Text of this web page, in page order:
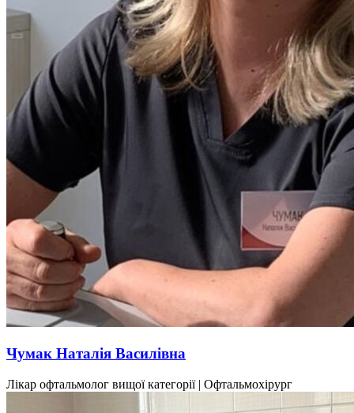
Чумак Наталія Василівна
Лікар офтальмолог вищої категорії | Офтальмохірург